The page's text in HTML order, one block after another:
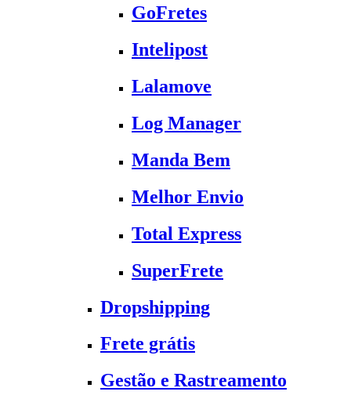
GoFretes
Intelipost
Lalamove
Log Manager
Manda Bem
Melhor Envio
Total Express
SuperFrete
Dropshipping
Frete grátis
Gestão e Rastreamento